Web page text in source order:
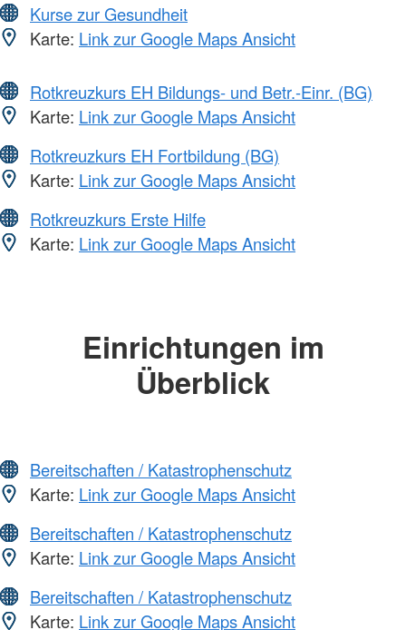
Kurse zur Gesundheit
Karte: Link zur Google Maps Ansicht
Rotkreuzkurs EH Bildungs- und Betr.-Einr. (BG)
Karte: Link zur Google Maps Ansicht
Rotkreuzkurs EH Fortbildung (BG)
Karte: Link zur Google Maps Ansicht
Rotkreuzkurs Erste Hilfe
Karte: Link zur Google Maps Ansicht
Einrichtungen im
Überblick
Bereitschaften / Katastrophenschutz
Karte: Link zur Google Maps Ansicht
Bereitschaften / Katastrophenschutz
Karte: Link zur Google Maps Ansicht
Bereitschaften / Katastrophenschutz
Karte: Link zur Google Maps Ansicht